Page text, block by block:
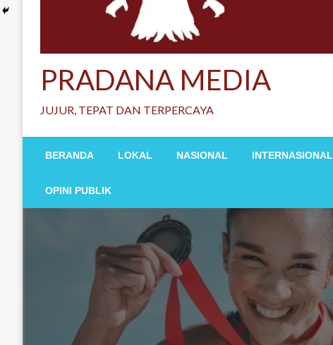
PRADANA MEDIA
JUJUR, TEPAT DAN TERPERCAYA
BERANDA LOKAL NASIONAL INTERNASIONAL
OPINI PUBLIK